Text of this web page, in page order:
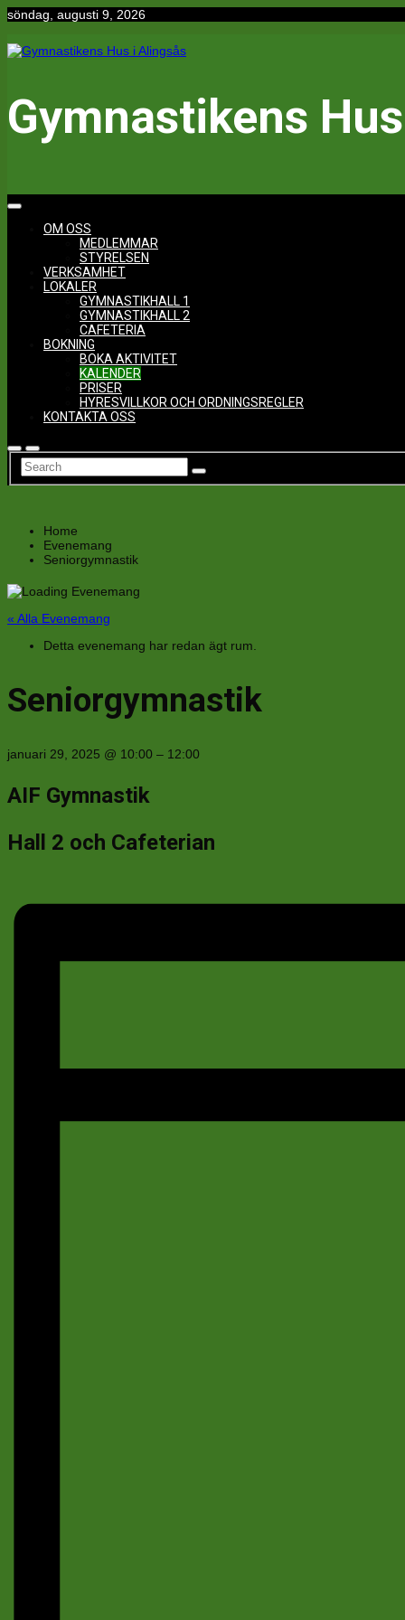
Hoppa
innehåll
söndag, augusti 9, 2026
Gymnastikens
OM OSS
MEDLEMMAR
STYRELSEN
VERKSAMHET
LOKALER
GYMNASTIKHALL 1
GYMNASTIKHALL 2
CAFETERIA
BOKNING
BOKA AKTIVITET
KALENDER
PRISER
HYRESVILLKOR OCH ORDNINGSREGLER
KONTAKTA OSS
Home
Evenemang
Seniorgymnastik
« Alla Evenemang
Detta evenemang har redan ägt rum.
Seniorgymnastik
januari 29, 2025 @ 10:00 – 12:00
AIF Gymnastik
Hall 2 och Cafeterian